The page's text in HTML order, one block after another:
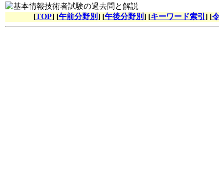
[TOP] [午前分野別] [午後分野別] [キーワード索引 ] [